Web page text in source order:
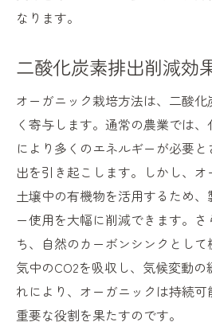
なります。
二酸化炭素排出削減効
オーガニック栽培方法は、二酸化
く寄与します。通常の農業では
により多くのエネルギーが必要
出を引き起こします。しかし、オ
土壌中の有機物を活用するため
ー使用を大幅に削減できます。
ち、自然のカーボンシンクとし
気中のCO2を吸収し、気候変動
れにより、オーガニックは持続
重要な役割を果たすのです。